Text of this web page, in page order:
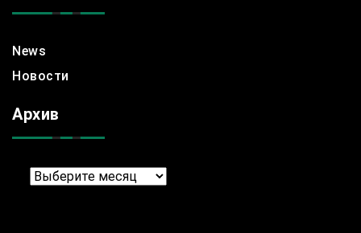
News
Новости
Архив
Архив